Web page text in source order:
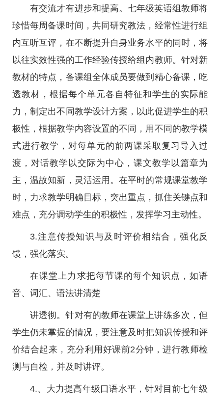
有交流才有进步和提高。七年级英语组教师将
珍惜每周备课时间，共同研究教法，经常性进行组
内互听互评，在不断提升自身业务水平的同时，将
以往实效性强的工作经验传授给组内教师。针对新
教材的特点，备课组全体成员要做到精心备课，吃
透教材，根据每个单元各自特征和学生的实际能
力，制定出不同教学设计方案，以此促进学生的积
极性，根据教学内容设置的不同，用不同的教学模
式进行教学，对每单元的前两课采取复习导入过
渡，对话教学以交际为中心，课文教学以篇章为
主，温故知新，灵活运用。在平时的常规课堂教学
时，力求教学明确目标，突出重点，抓住关键点和
难点，充分调动学生的积极性，发挥学习主动性。
3.注意传授知识与及时评价相结合，强化反
馈，强化落实。
在课堂上力求把每节课的每个知识点，如语
音、词汇、语法讲清楚
讲透彻。针对有的教师在课堂上讲练多次，但
学生仍未掌握的情况，要注意及时把知识传授和评
价结合起来，充分利用好课前2分钟，进行教师检
测与自检，并及时讲评。
4.、大力提高年级口语水平，针对目前七年级